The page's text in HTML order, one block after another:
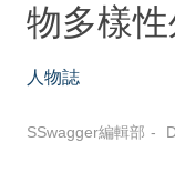
物多樣
人物誌
SSwagger編輯部